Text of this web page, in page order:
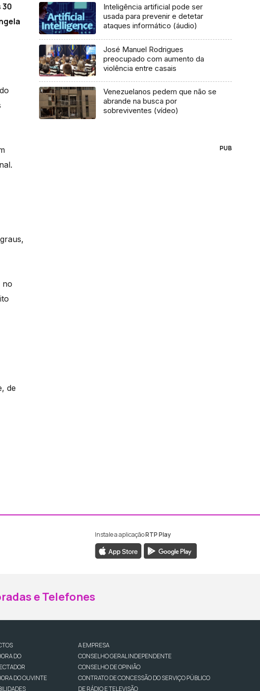
no
de
Inteligência artificial pode ser
usada para prevenir e detetar
ataques informático (áudio)
José Manuel Rodrigues
preocupado com aumento da
violência entre casais
Venezuelanos pedem que não se
abrande na busca por
sobreviventes (vídeo)
PUB
Facebook da RTP Madeira
ao Instagram da RTP Madeira
Instale a aplicaçãoRTP Play
e Telefones
DO
DO OUVINTE
A EMPRESA
CONSELHO GERAL INDEPENDENTE
CONSELHO DE OPINIÃO
CONTRATO DE CONCESSÃO DO SERVIÇO PÚBLICO
DE RÁDIO E TELEVISÃO